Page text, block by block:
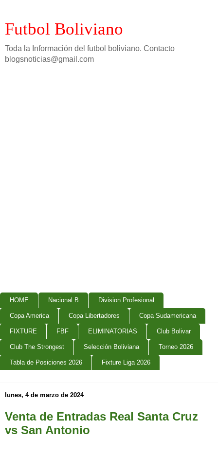
Futbol Boliviano
Toda la Información del futbol boliviano. Contacto
blogsnoticias@gmail.com
HOME Nacional B Division Profesional
Copa America Copa Libertadores Copa Sudamericana
FIXTURE FBF ELIMINATORIAS Club Bolivar
Club The Strongest Selección Boliviana Torneo 2026
Tabla de Posiciones 2026 Fixture Liga 2026
lunes, 4 de marzo de 2024
Venta de Entradas Real Santa Cruz
vs San Antonio